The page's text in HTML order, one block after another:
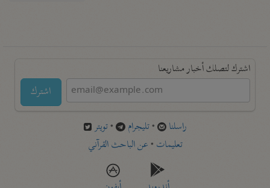
اشترك لتصلك أخبار مشاريعنا
اشترك
راسلنا •تليجرام •تويتر
تعليمات •عن الباحث القرآني